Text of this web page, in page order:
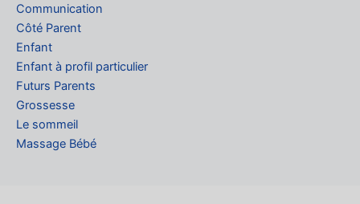
Communication
Côté Parent
Enfant
Enfant à profil particulier
Futurs Parents
Grossesse
Le sommeil
Massage Bébé